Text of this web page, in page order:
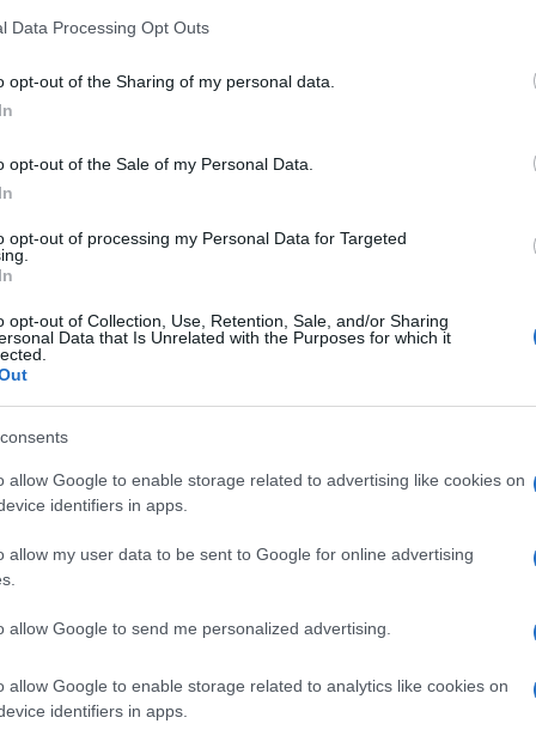
Data Processing Opt Outs
opt-out of the Sharing of my personal data.
opt-out of the Sale of my Personal Data.
opt-out of processing my Personal Data for Targeted
opt-out of Collection, Use, Retention, Sale, and/or Sharing
Data that Is Unrelated with the Purposes for which it
allow Google to enable storage related to advertising like cookies on
identifiers in apps.
allow my user data to be sent to Google for online advertising
allow Google to send me personalized advertising.
allow Google to enable storage related to analytics like cookies on
identifiers in apps.
equilibrismo, malabarismo e números
valor da partilha, uma história divertida e
aponta a organização.
finalmente o Pai Natal, abrindo as portas
crianças e famílias que queiram tirar fotos
especial. Para os mais pequenos, o
e para andar no mesmo é
parte do Clube Forum Madeira.
/ 11h00-13h30 / 14h30-17h00 /